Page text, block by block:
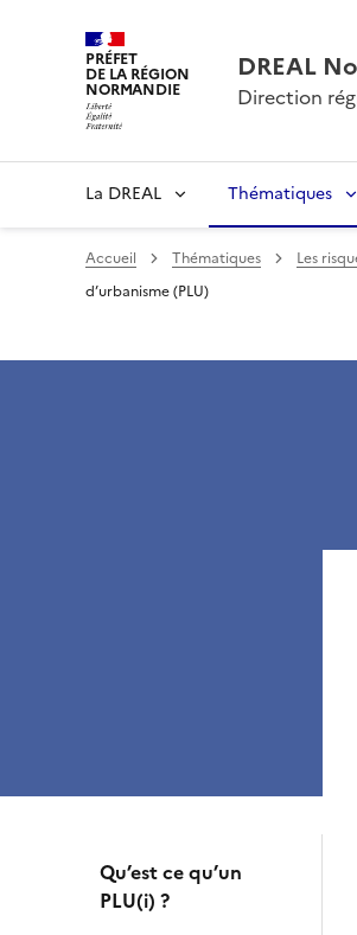
PRÉFET
DE LA RÉGION
NORMANDIE
DREAL
Direction
La DREAL Thématiques
Accueil Thématiques Les
d’urbanisme (PLU)
Qu’est ce qu’un
PLU(i) ?